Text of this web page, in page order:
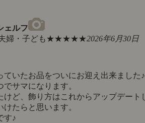
ェルフ
・子ども★★★★★2026年6月30日
ていたお品をついにお迎え出来ました♪
サマになります。
けど、飾り方はこれからアップデート
たらと思います。
す♪